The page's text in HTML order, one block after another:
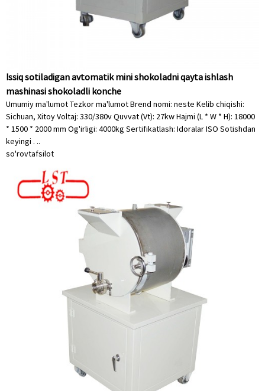
Issiq sotiladigan avtomatik mini shokoladni qayta ishlash
mashinasi shokoladli konche
Umumiy ma'lumot Tezkor ma'lumot Brend nomi: neste Kelib chiqishi:
Sichuan, Xitoy Voltaj: 330/380v Quvvat (Vt): 27kw Hajmi (L * W * H): 18000
* 1500 * 2000 mm Og'irligi: 4000kg Sertifikatlash: Idoralar ISO Sotishdan
keyingi . ..
so'rovtafsilot